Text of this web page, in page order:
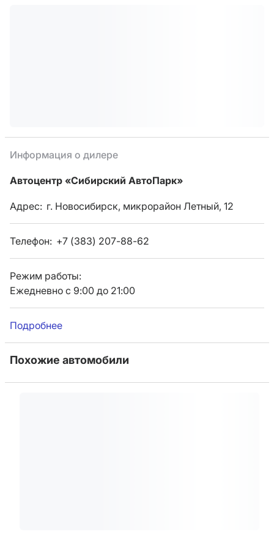
Информация о дилере
Автоцентр «Сибирский АвтоПарк»
Адрес: г. Новосибирск, микрорайон Летный, 12
Телефон: +7 (383) 207-88-62
Режим работы:
Ежедневно с 9:00 до 21:00
Подробнее
Похожие автомобили